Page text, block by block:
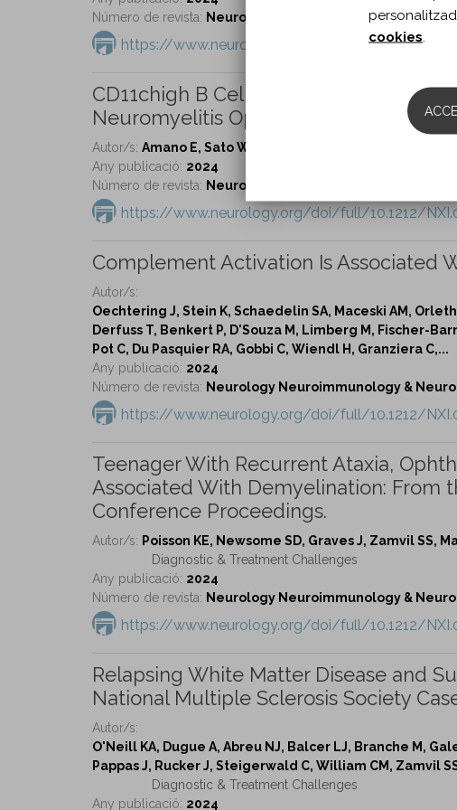
Número de revista: Neurology Neuroimmunology &
https://www.neurology.org/doi/full/10.1212/
CD11chigh B Cell Expansion Is
Neuromyelitis Optica.
Autor/s: Amano E, Sato W, Kimura Y, Kimura A, Lin Y,
Any publicació: 2024
Número de revista: Neurology Neuroimmunology &
https://www.neurology.org/doi/full/10.1212/
Complement Activation Is Associated
Autor/s:
Oechtering J, Stein K, Schaedelin SA, Maceski AM,
Derfuss T, Benkert P, D'Souza M, Limberg M, Fischer-
Pot C, Du Pasquier RA, Gobbi C, Wiendl H, Granziera C,...
Any publicació: 2024
Número de revista: Neurology Neuroimmunology &
https://www.neurology.org/doi/full/10.1212/
Teenager With Recurrent Ataxia,
Associated With Demyelination: From
Conference Proceedings.
Autor/s: Poisson KE, Newsome SD, Graves J, Zamvil SS,
Diagnostic & Treatment Challenges
Any publicació: 2024
Número de revista: Neurology Neuroimmunology &
https://www.neurology.org/doi/full/10.1212/
Relapsing White Matter Disease and
National Multiple Sclerosis Society
Autor/s:
O'Neill KA, Dugue A, Abreu NJ, Balcer LJ, Branche M,
Pappas J, Rucker J, Steigerwald C, William CM, Zamvil
Diagnostic & Treatment Challenges
Any publicació: 2024
cookies